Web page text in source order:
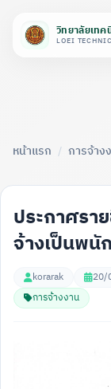
วิทยาลัยเทค
LOEI
หน้าแรก / การจ้าง
ประกาศรา
จ้างเป็นพนั
korarak 20/
การจ้างงาน